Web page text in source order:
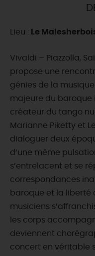
Lieu : Le
Vivaldi – Piazzolla,
propose une
génies de la
majeure du baroque
créateur du tango
Marianne Piketty et
dialoguer deux
d’une même
s’entrelacent et se
correspondances
baroque et la liberté
musiciens
les corps
deviennent
concert en véritable